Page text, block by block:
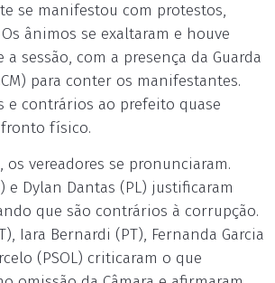
se manifestou com protestos,
ânimos se exaltaram e houve
sessão, com a presença da Guarda
para conter os manifestantes.
e contrários ao prefeito quase
físico.
os vereadores se pronunciaram.
e Dylan Dantas (PL) justificaram
que são contrários à corrupção.
Iara Bernardi (PT), Fernanda Garcia
(PSOL) criticaram o que